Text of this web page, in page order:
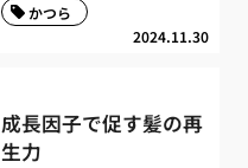
2024.11.30
かつら
成長因子で促す髪の再
生力